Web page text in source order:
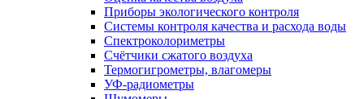
Приборы экологического контроля
Системы контроля качества и расхода воды
Спектроколориметры
Счётчики сжатого воздуха
Термогигрометры, влагомеры
УФ-радиометры